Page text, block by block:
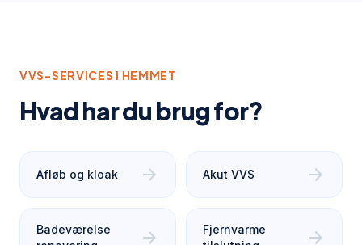
VVS-SERVICES I HEMMET
Hvad har du brug for?
Afløb og kloak arrow_forward Akut VVS arrow_forward
Badeværelse
arrow_forward
Fjernvarme
arrow_forward